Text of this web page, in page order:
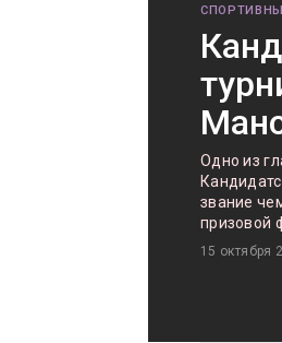
Одно из
звание
призовой
15 октября